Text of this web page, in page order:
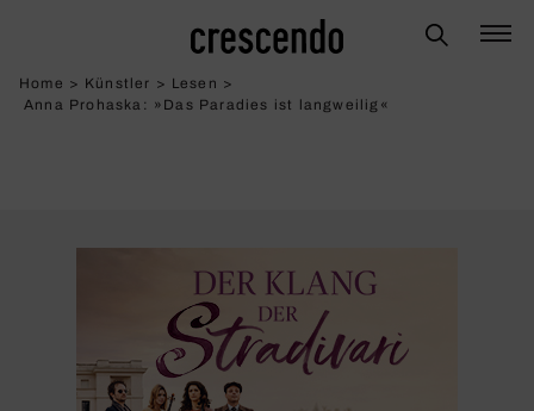
Home > Künstler > Lesen >
Anna Prohaska: »Das Para­dies ist lang­weilig«